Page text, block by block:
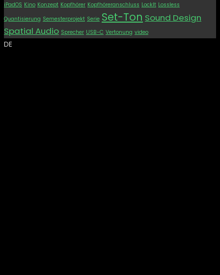
iPadOS Kino Konzept Kopfhörer Kopfhöreranschluss LockIt Lossless
Quantisierung Semesterprojekt Serie Set-Ton Sound Design
Spatial Audio Sprecher USB-C Vertonung video
DE